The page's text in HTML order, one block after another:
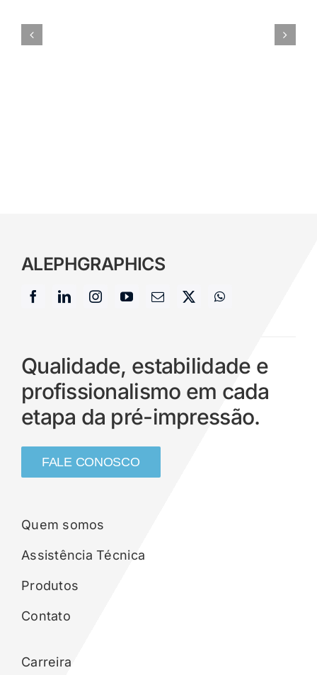
ALEPHGRAPHICS
Qualidade, estabilidade e
profissionalismo em cada
etapa da pré-impressão.
FALE CONOSCO
Quem somos
Assistência Técnica
Produtos
Contato
Carreira